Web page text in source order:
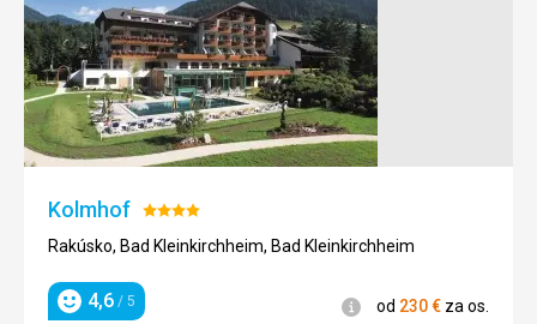
Kolmhof Hodnotenie:
4/5
Rakúsko, Bad Kleinkirchheim, Bad Kleinkirchheim
Hodnotenie
4,6 / 5 Informácie
od 230€ za os.